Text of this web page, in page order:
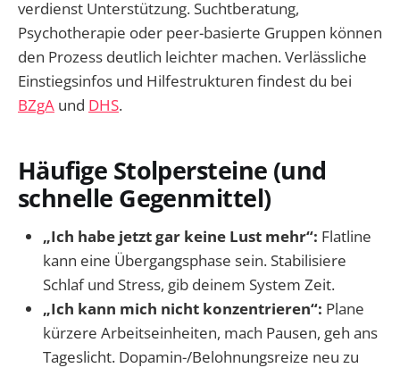
verdienst Unterstützung. Suchtberatung,
Psychotherapie oder peer-basierte Gruppen können
den Prozess deutlich leichter machen. Verlässliche
Einstiegsinfos und Hilfestrukturen findest du bei
BZgA und DHS.
Häufige Stolpersteine (und
schnelle Gegenmittel)
„Ich habe jetzt gar keine Lust mehr“: Flatline
kann eine Übergangsphase sein. Stabilisiere
Schlaf und Stress, gib deinem System Zeit.
„Ich kann mich nicht konzentrieren“: Plane
kürzere Arbeitseinheiten, mach Pausen, geh ans
Tageslicht. Dopamin-/Belohnungsreize neu zu